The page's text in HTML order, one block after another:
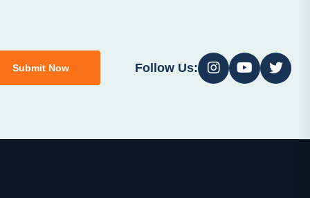
Submit Now Follow Us: